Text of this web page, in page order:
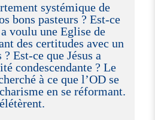
systémique de
bons pasteurs ? Est-ce
voulu une Eglise de
des certitudes avec un
Est-ce que Jésus a
condescendante ? Le
à ce que l’OD se
en se réformant.